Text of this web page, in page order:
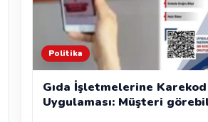
Politika
Gıda İşletmelerine Karekod
Uygulaması: Müşteri